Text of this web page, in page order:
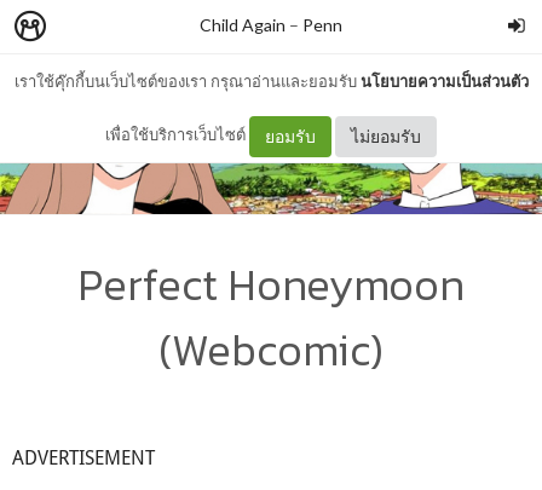
เราใช้คุ๊กกี้บนเว็บไซต์ของเรา กรุณาอ่านและยอมรับนโยบายความเป็นส่วนตัว
เพื่อใช้บริการเว็บไซต์ ยอมรับ ไม่ยอมรับ
Child Again – Penn
Perfect Honeymoon
(Webcomic)
ADVERTISEMENT